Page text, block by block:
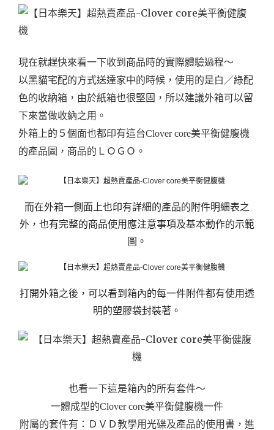
現在就趕快來看一下收到商品時的實際體驗過程～
以黑貓宅配的方式送達家中的時候，使用的是白／綠配
色的收納箱，由於紙箱也很堅固，所以建議外箱可以留
下來當做收納之用。
外箱上的５個面也都印有這台Clover core美平衡健腹機
的產品圖，商品的ＬＯＧＯ。
而在外箱一側面上也印有詳細的產品的附件明細表之
外，也有完整的商品使用應注意事項及基本動作的示範
圖。
打開外箱之後，可以看到箱內的每一件附件都有使用透
明的塑膠袋封裝著。
也看一下這是箱內的所有套件～
一體成型的Clover core美平衡健腹機一件
附屬的套件有：ＤＶＤ教學用光碟及產品的使用書，進